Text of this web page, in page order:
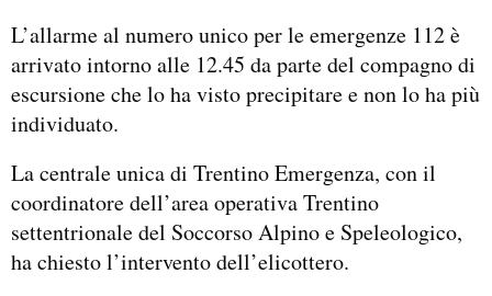
L’allarme al numero unico per le emergenze 112 è
arrivato intorno alle 12.45 da parte del compagno di
escursione che lo ha visto precipitare e non lo ha più
individuato.
La centrale unica di Trentino Emergenza, con il
coordinatore dell’area operativa Trentino
settentrionale del Soccorso Alpino e Speleologico,
ha chiesto l’intervento dell’elicottero.